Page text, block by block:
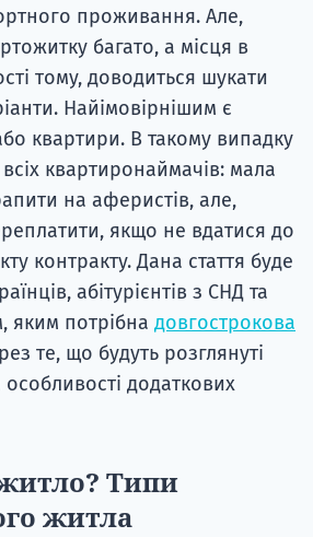
проживання. Але,
багато, а місця в
тому, доводиться шукати
Найімовірнішим є
квартири. В такому випадку
квартиронаймачів: мала
на аферистів, але,
якщо не вдатися до
контракту. Дана стаття буде
абітурієнтів з СНД та
яким потрібна довгострокова
те, що будуть розглянуті
додаткових
Типи
житла